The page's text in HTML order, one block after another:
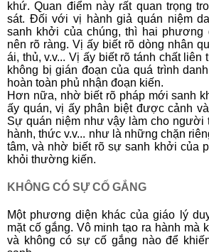
khứ. Quan điểm này rất quan trọng
sát. Ðối với vị hành giả quán niệm
sanh khởi của chúng, thì hai phương
nên rõ ràng. Vị ấy biết rõ dòng nhân
ái, thủ, v.v... Vị ấy biết rõ tánh chất liên
không bị gián đoạn của quá trình
hoàn toàn phủ nhận đoạn kiến.
Hơn nữa, nhờ biết rõ pháp mới sanh
ấy quán, vị ấy phân biệt được cảnh
Sự quán niệm như vậy làm cho người
hành, thức v.v... như là những chặn
tâm, và nhờ biết rõ sự sanh khởi của
khỏi thường kiến.
KHÔNG CÓ SỰ CỐ GẮNG
Một phương diện khác của giáo lý
mặt cố gắng. Vô minh tạo ra hành mà
và không có sự cố gắng nào để